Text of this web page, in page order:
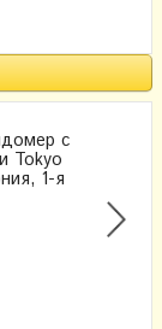
с
Tokyo
1-я